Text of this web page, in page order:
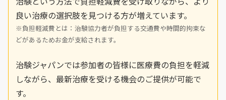
良い治療の選択肢を見つける方が増えています。
※負担軽減費とは：治験協力者が負担する交通費や時間的拘束な
どがあるためお金が支給されます。
治験ジャパンでは参加者の皆様に医療費の負担を軽減
しながら、最新治療を受ける機会のご提供が可能で
す。